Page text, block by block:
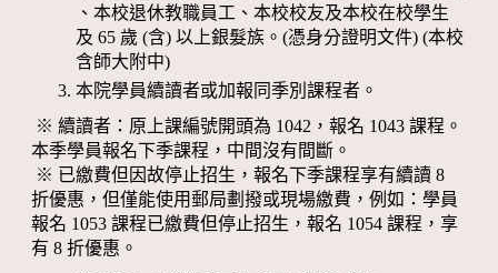
、本校退休教職員工、本校校友及本校在校學生
及 65 歲 (含) 以上銀髮族。(憑身分證明文件) (本校
含師大附中)
本院學員續讀者或加報同季別課程者。
※ 續讀者：原上課編號開頭為 1042，報名 1043 課程。
本季學員報名下季課程，中間沒有間斷。
※ 已繳費但因故停止招生，報名下季課程享有續讀 8
折優惠，但僅能使用郵局劃撥或現場繳費，例如：學員
報名 1053 課程已繳費但停止招生，報名 1054 課程，享
有 8 折優惠。